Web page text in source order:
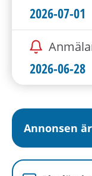
2026-07-01
2026-06-28
Annonsen